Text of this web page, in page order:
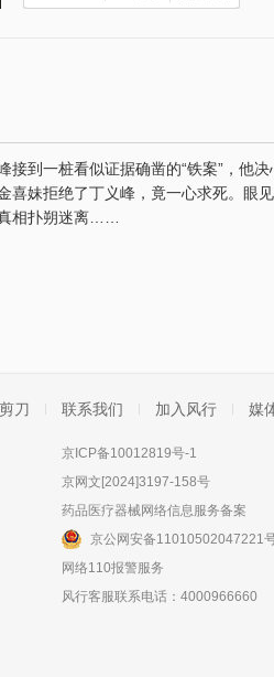
接到一桩看似证据确凿的“铁案”，他
喜妹拒绝了丁义峰，竟一心求死。眼
相扑朔迷离……
刀 联系我们 加入风行 媒
京ICP备10012819号-1
京网文[2024]3197-158号
药品医疗器械网络信息服务备案
京公网安备11010502047221
网络110报警服务
风行客服联系电话：4000966660